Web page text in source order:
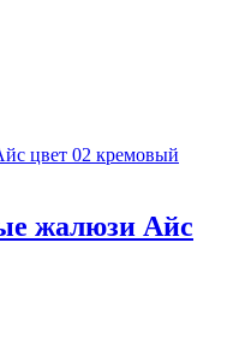
жалюзи Айс